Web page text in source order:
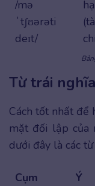
/mə
ˈtʃʊərəti
deɪt/
Từ trái
Cách tốt nhất để
mặt đối lập của
dưới đây là các
Cụm
Ý